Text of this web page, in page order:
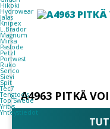
Hikoki
Hydrowear
Jalas
Knipex
L.Brador
Magnum
Mirka
Paslode
Petzl
Portwest
Ruko
Senco
Sievi
Spit
Tec7
Tengtools
Top Swede
Yritys
Yhteystiedot
A4963 PITKÄ